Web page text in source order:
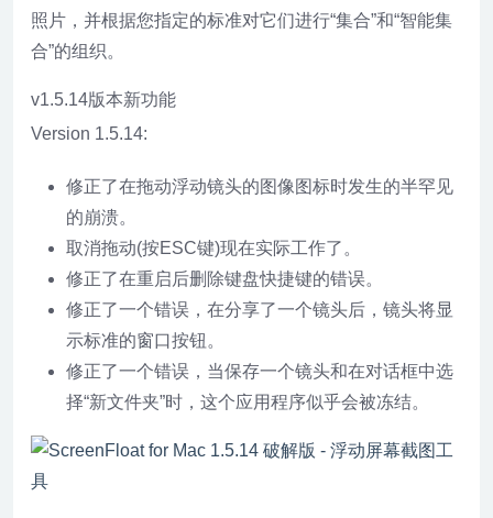
照片，并根据您指定的标准对它们进行“集合”和“智能集
合”的组织。
v1.5.14版本新功能
Version 1.5.14:
修正了在拖动浮动镜头的图像图标时发生的半罕见
的崩溃。
取消拖动(按ESC键)现在实际工作了。
修正了在重启后删除键盘快捷键的错误。
修正了一个错误，在分享了一个镜头后，镜头将显
示标准的窗口按钮。
修正了一个错误，当保存一个镜头和在对话框中选
择“新文件夹”时，这个应用程序似乎会被冻结。